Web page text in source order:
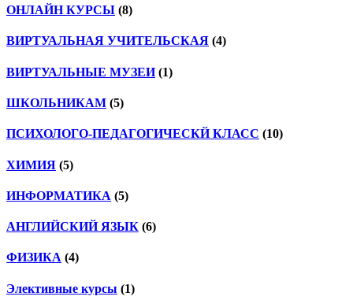
ОНЛАЙН КУРСЫ (8)
ВИРТУАЛЬНАЯ УЧИТЕЛЬСКАЯ (4)
ВИРТУАЛЬНЫЕ МУЗЕИ(1)
ШКОЛЬНИКАМ (5)
ПСИХОЛОГО-ПЕДАГОГИЧЕСКЙ КЛАСС (10)
ХИМИЯ (5)
ИНФОРМАТИКА (5)
АНГЛИЙСКИЙ ЯЗЫК (6)
ФИЗИКА (4)
Элективные курсы (1)